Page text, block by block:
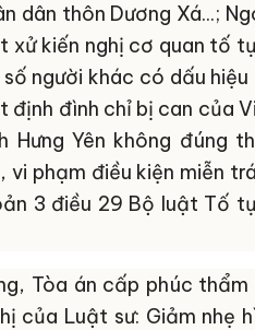
dân thôn Dương Xá...;
xử kiến nghị cơ quan tố
người khác có dấu
định đình chỉ bị can của
Hưng Yên không đúng
vi phạm điều kiện miễn
3 điều 29 Bộ luật Tố
Tòa án cấp phúc thẩm
của Luật sư: Giảm nhẹ